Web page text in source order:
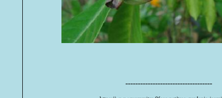
-----------------------------------